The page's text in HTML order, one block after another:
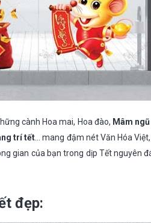
cành Hoa mai, Hoa đào, Mâm
trí tết … mang đậm nét Văn Hóa
gian của bạn trong dịp Tết
đẹp: